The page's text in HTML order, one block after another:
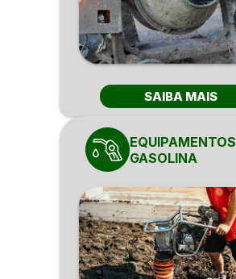
SAIBA MAIS
EQUIPAMENTOS
GASOLINA